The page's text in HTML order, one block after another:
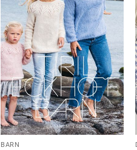
BARN